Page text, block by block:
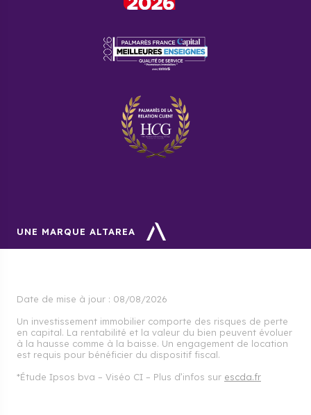
UNE MARQUE ALTAREA
Date de mise à jour : 08/08/2026
Un investissement immobilier comporte des risques de perte
en capital. La rentabilité et la valeur du bien peuvent évoluer
à la hausse comme à la baisse. Un engagement de location
est requis pour bénéficier du dispositif fiscal.
*Étude Ipsos bva – Viséo CI – Plus d’infos sur escda.fr